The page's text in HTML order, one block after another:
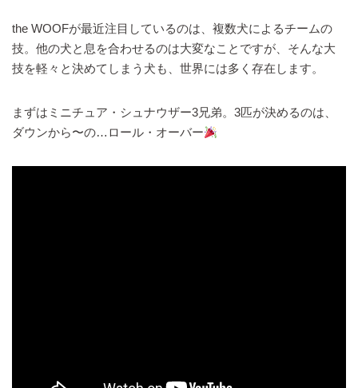
the WOOFが最近注目しているのは、複数犬によるチームの
技。他の犬と息を合わせるのは大変なことですが、そんな大
技を軽々と決めてしまう犬も、世界には多く存在します。
まずはミニチュア・シュナウザー3兄弟。3匹が決めるのは、
ダウンから〜の…ロール・オーバー